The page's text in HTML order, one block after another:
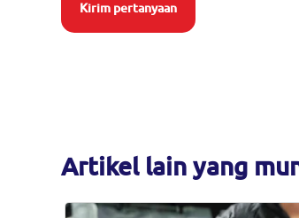
Kirim pertanyaan
Artikel lain yang